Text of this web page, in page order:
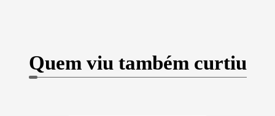
Quem viu também curtiu